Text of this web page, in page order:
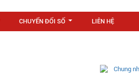
CHUYỂN ĐỔI SỐ LIÊN HỆ